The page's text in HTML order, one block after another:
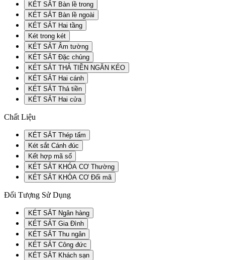
KÉT SẮT Bàn lề trong
KÉT SẮT Bàn lề ngoài
KÉT SẮT Hai tầng
Két trong két
KÉT SẮT Âm tường
KÉT SẮT Đặc chủng
KÉT SẮT THẢ TIỀN NGĂN KÉO
KÉT SẮT Hai cánh
KÉT SẮT Thả tiền
KÉT SẮT Hai cửa
Chất Liệu
KÉT SẮT Thép tấm
Két sắt Cánh đúc
Kết hợp mã số
KÉT SẮT KHÓA CƠ Thường
KÉT SẮT KHÓA CƠ Đổi mã
Đối Tượng Sử Dụng
KÉT SẮT Ngân hàng
KÉT SẮT Gia Đình
KÉT SẮT Thu ngân
KÉT SẮT Công đức
KÉT SẮT Khách sạn